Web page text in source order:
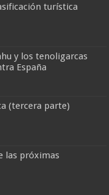
turística
y los tenoligarcas
España
(tercera parte)
las próximas